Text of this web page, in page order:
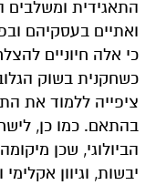
התאגידית ומשלבים
ואתיים בעסקיהם
כי אלה חיוניים
ציפייה ללמוד את
בהתאם. כמו כן,
הביולוגי, שכן
יבשות, וגיוון